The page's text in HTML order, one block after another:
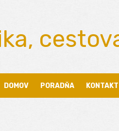
DOMOV PORADŇA KONTAKT